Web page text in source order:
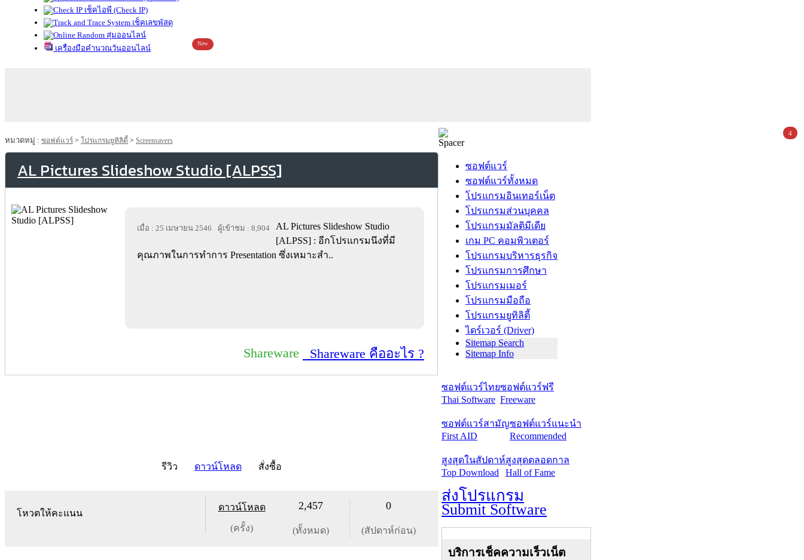
เช็คไอพี (Check IP)
เช็คเลขพัสดุ
สุ่มออนไลน์
เครื่องมือคำนวณวันออนไลน์
New
หมวดหมู่ : ซอฟต์แวร์ > โปรแกรมยูทิลิตี้ > Screensavers
AL Pictures Slideshow Studio [ALPSS]
เมื่อ : 25 เมษายน 2546 ผู้เข้าชม : 8,904
AL Pictures Slideshow Studio
[ALPSS] : อีกโปรแกรมนึงที่มี
คุณภาพในการทำการ Presentation ซึ่งเหมาะสำ..
Shareware Shareware คืออะไร ?
รีวิว ดาวน์โหลด สั่งซื้อ
โหวตให้คะแนน
ดาวน์โหลด
(ครั้ง)
2,457
(ทั้งหมด)
0
(สัปดาห์ก่อน)
ซอฟต์แวร์
ซอฟต์แวร์ทั้งหมด
โปรแกรมอินเทอร์เน็ต
โปรแกรมส่วนบุคคล
โปรแกรมมัลติมีเดีย
เกม PC คอมพิวเตอร์
โปรแกรมบริหารธุรกิจ
โปรแกรมการศึกษา
โปรแกรมเมอร์
โปรแกรมมือถือ
โปรแกรมยูทิลิตี้
ไดร์เวอร์ (Driver)
Sitemap Search
Sitemap Info
ซอฟต์แวร์ไทย
Thai Software
ซอฟต์แวร์ฟรี
Freeware
ซอฟต์แวร์สามัญ
First AID
ซอฟต์แวร์แนะนำ
Recommended
สูงสุดในสัปดาห์
Top Download
สูงสุดตลอดกาล
Hall of Fame
ส่งโปรแกรม
Submit Software
บริการเช็คความเร็วเน็ต
4